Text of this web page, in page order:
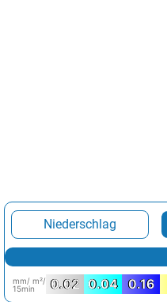
Niederschlag
mm/ m²/
15min
0.02 0.04 0.16